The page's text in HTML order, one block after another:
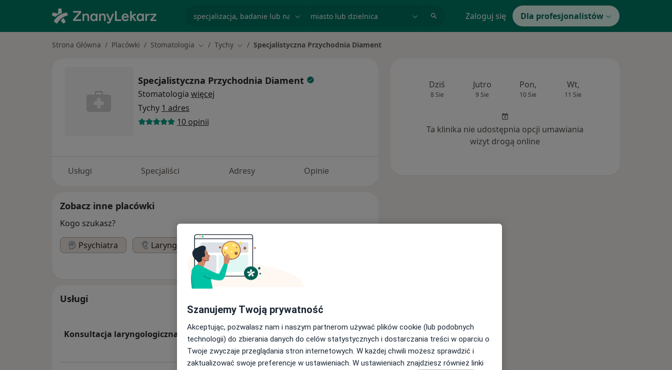
Zaloguj się Dla profesjonalistów
Strona Główna Placówki Stomatologia Zmień miasto
Tychy Zmień miasto
Specjalistyczna Przychodnia Diament
Specjalistyczna Przychodnia Diament
Stomatologia więcej
Tychy 1 adres
10 opinii
Usługi Specjaliści Adresy Opinie
Zobacz inne placówki
Kogo szukasz?
Psychiatra
Laryngolog
Usługi
Konsultacja laryngologiczna
Dziś
8 Sie
Jutro
9 Sie
Pon,
10 Sie
Wt,
11 Sie
Ta klinika nie udostępnia opcji umawiania
wizyt drogą online
Szanujemy Twoją prywatność
Akceptując, pozwalasz nam i naszym partnerom używać plików cookie (lub podobnych
technologii) do zbierania danych do celów statystycznych i dostarczania treści w oparciu o
Twoje zwyczaje przeglądania stron internetowych. W każdej chwili możesz sprawdzić i
zaktualizować swoje preferencje w ustawieniach. W ustawieniach znajdziesz również linki